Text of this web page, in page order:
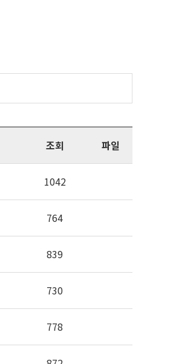
조회 파일
1042
764
839
730
778